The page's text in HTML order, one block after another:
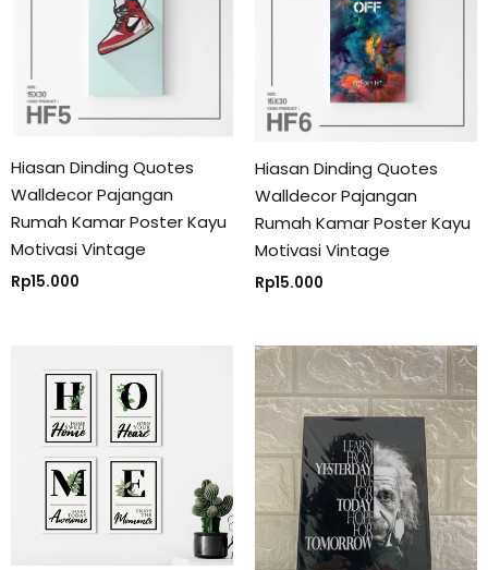
Hiasan Dinding Quotes
Walldecor Pajangan
Rumah Kamar Poster Kayu
Motivasi Vintage
Rp15.000
Hiasan Dinding Quotes
Walldecor Pajangan
Rumah Kamar Poster Kayu
Motivasi Vintage
Rp15.000